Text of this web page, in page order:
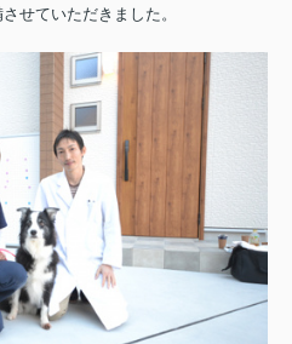
せていただきました。